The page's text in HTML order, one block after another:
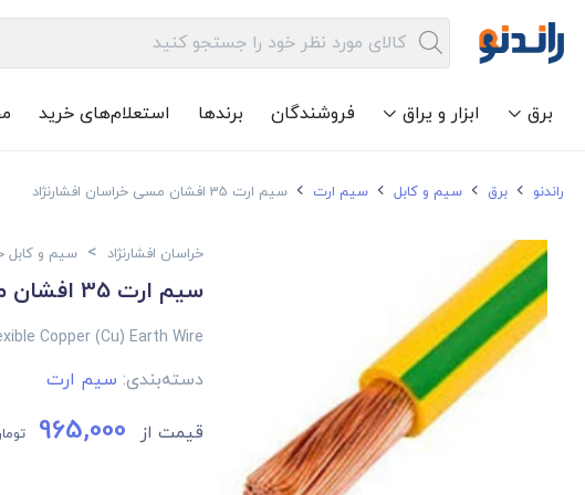
برق ابزار و یراق فروشندگان برندها استعلام‌های خرید
راندنو برق سیم و کابل سیم ارت سیم ارت 35 افشان مسی خراسان افشارنژاد
خراسان افشارنژاد > سیم و کابل
سیم ارت 35 افشان مسی خراسان افشارنژاد
Copper (Cu) Earth Wire
دسته‌بندی: سیم ارت
قیمت از 965,000